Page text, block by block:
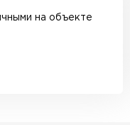
на объекте